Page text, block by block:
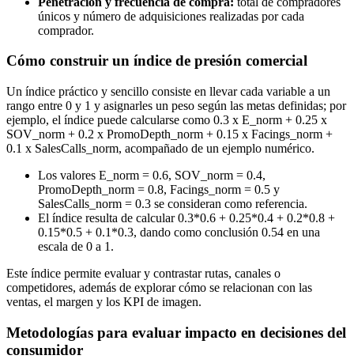
únicos y número de adquisiciones realizadas por cada
comprador.
Cómo construir un índice de presión comercial
Un índice práctico y sencillo consiste en llevar cada variable a un
rango entre 0 y 1 y asignarles un peso según las metas definidas; por
ejemplo, el índice puede calcularse como 0.3 x E_norm + 0.25 x
SOV_norm + 0.2 x PromoDepth_norm + 0.15 x Facings_norm +
0.1 x SalesCalls_norm, acompañado de un ejemplo numérico.
Los valores E_norm = 0.6, SOV_norm = 0.4,
PromoDepth_norm = 0.8, Facings_norm = 0.5 y
SalesCalls_norm = 0.3 se consideran como referencia.
El índice resulta de calcular 0.3*0.6 + 0.25*0.4 + 0.2*0.8 +
0.15*0.5 + 0.1*0.3, dando como conclusión 0.54 en una
escala de 0 a 1.
Este índice permite evaluar y contrastar rutas, canales o
competidores, además de explorar cómo se relacionan con las
ventas, el margen y los KPI de imagen.
Metodologías para evaluar impacto en decisiones del
consumidor